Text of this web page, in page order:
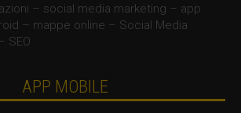
– social media marketing – app
– mappe online – Social Media
SEO
APP MOBILE